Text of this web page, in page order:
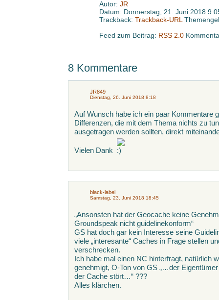
Autor: JR
Datum: Donnerstag, 21. Juni 2018
Trackback: Trackback-URL
Feed zum Beitrag: RSS 2.0
8 Kommentare
JR849
Dienstag, 26. Juni 2018 8:18
Auf Wunsch habe ich ein paar Kommentare
Differenzen, die mit dem Thema nichts zu
ausgetragen werden sollten, direkt
Vielen Dank
black-label
Samstag, 23. Juni 2018 18:45
„Ansonsten hat der Geocache keine
Groundspeak nicht guidelinekonform“
GS hat doch gar kein Interesse seine
viele „interesante“ Caches in Frage stellen
verschrecken.
Ich habe mal einen NC hinterfragt, natürlich
genehmigt, O-Ton von GS „…der
der Cache stört…“ ???
Alles klärchen.